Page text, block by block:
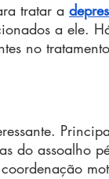
tratar a
a ele.
no
do assoalho